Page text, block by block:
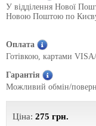
У відділення Нової
Новою Поштою по Києву
Оплата
Готівкою, картами
Гарантія
Можливий обмін/
Ціна: 275 грн.